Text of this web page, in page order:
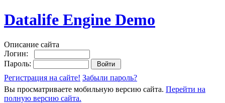
Datalife Engine Demo
Описание сайта
Логин:
Пароль:
Регистрация на сайте! Забыли пароль?
Вы просматриваете мобильную версию сайта. Перейти на
полную версию сайта.